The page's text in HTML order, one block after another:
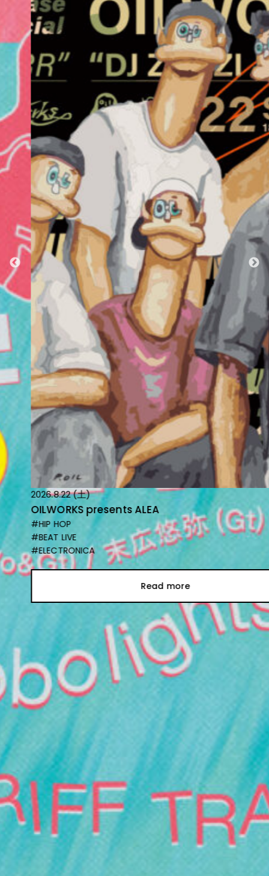
2026.8.22 (土)
OILWORKS presents ALEA
#HIP HOP
#BEAT LIVE
#ELECTRONICA
Read more